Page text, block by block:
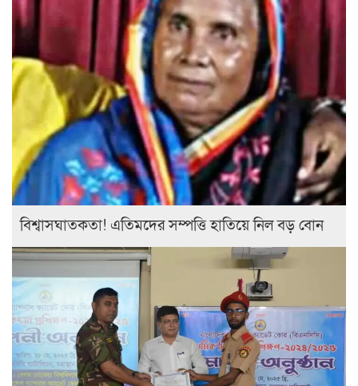
বিশ্বাসঘাতকতা! এতিমদের সম্পত্তি হাতিয়ে নিল বড় বোন